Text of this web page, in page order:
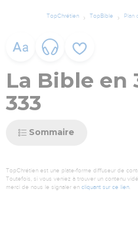
TopChrétien TopBible Plan
La Bible en
333
Sommaire
TopChrétien est une plate-forme diffuseur de
Toutefois, si vous veniez à trouver un contenu
merci de nous le signaler en cliquant sur ce lien